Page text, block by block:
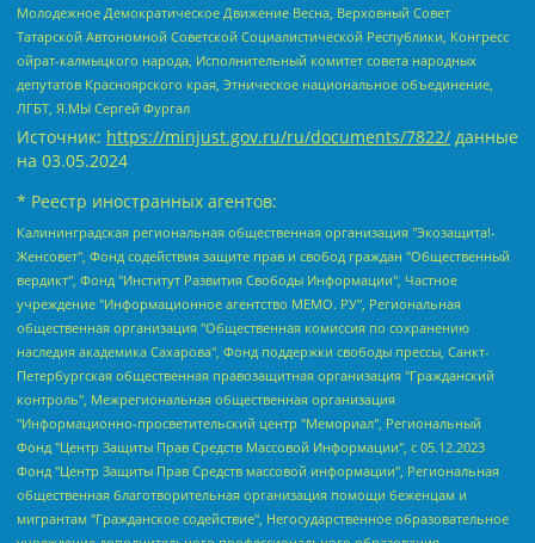
Молодежное Демократическое Движение Весна, Верховный Совет
Татарской Автономной Советской Социалистической Республики, Конгресс
ойрат-калмыцкого народа, Исполнительный комитет совета народных
депутатов Красноярского края, Этническое национальное объединение,
ЛГБТ, Я.МЫ Сергей Фургал
Источник: https://minjust.gov.ru/ru/documents/7822/ данные
на 03.05.2024
* Реестр иностранных агентов:
Калининградская региональная общественная организация "Экозащита!-Женсовет", Фонд содействия защите прав и свобод граждан "Общественный вердикт", Фонд "Институт Развития Свободы Информации", Частное учреждение "Информационное агентство МЕМО. РУ", Региональная общественная организация "Общественная комиссия по сохранению наследия академика Сахарова", Фонд поддержки свободы прессы, Санкт-Петербургская общественная правозащитная организация "Гражданский контроль", Межрегиональная общественная организация "Информационно-просветительский центр "Мемориал", Региональный Фонд "Центр Защиты Прав Средств Массовой Информации", с 05.12.2023 Фонд "Центр Защиты Прав Средств массовой информации", Региональная общественная благотворительная организация помощи беженцам и мигрантам "Гражданское содействие", Негосударственное образовательное учреждение дополнительного профессионального образования (повышение квалификации) специалистов "АКАДЕМИЯ ПО ПРАВАМ ЧЕЛОВЕКА", Свердловская региональная общественная организация "Сутяжник", Автономная некоммерческая организация "Центр независимых социологических исследований", Союз общественных объединений "Российский исследовательский центр по правам человека", Региональное общественное учреждение научно-информационный центр "МЕМОРИАЛ", Некоммерческая организация "Фонд защиты гласности", Автономная некоммерческая организация "Институт прав человека", Городская общественная организация "Екатеринбургское общество "МЕМОРИАЛ", Городская общественная организация "Рязанское историко-просветительское и правозащитное общество "Мемориал" (Рязанский Мемориал), Челябинский региональный орган общественной самодеятельности – женское общественное объединение "Женщины Евразии", Челябинский региональный орган общественной самодеятельности "Уральская правозащитная группа", Фонд содействия защите здоровья и социальной справедливости имени Андрея Рылькова, Автономная Некоммерческая Организация "Аналитический Центр Юрия Левады", Автономная некоммерческая организация социальной поддержки населения "Проект Апрель", Региональная общественная организация помощи женщинам и детям, находящимся в кризисной ситуации "Информационно-методический центр "Анна", Фонд содействия развитию массовых коммуникаций и правовому просвещению "Так-так-Так", Фонд содействия устойчивому развитию "Серебряная тайга", Свердловский региональный общественный фонд социальных проектов "Новое время", "Idel.Реалии", Кавказ.Реалии, Крым.Реалии, Телеканал Настоящее Время, Татаро-башкирская служба Радио Свобода (Azatliq Radiosi), Радио Свободная Европа/Радио Свобода (PCE/PC), "Сибирь.Реалии", "Фактограф", Благотворительный фонд помощи осужденным и их семьям, Автономная некоммерческая организация "Институт глобализации и социальных движений", Фонд "В защиту прав заключенных", Частное учреждение "Центр поддержки и содействия развитию средств массовой информации", Пензенский региональный общественный благотворительный фонд "Гражданский союз", "Север.Реалии", Некоммерческая организация Фонд "Правовая инициатива", Общество с ограниченной ответственностью "Радио Свободная Европа/Радио Свобода", Чешское информационное агентство "MEDIUM-ORIENT", Красноярская региональная общественная организация "Мы против СПИДа", Камалягин Денис Николаевич, Маркелов Сергей Евгеньевич, Пономарев Лев Александрович, Савицкая Людмила Алексеевна, Автономная некоммерческая организация "Центр по работе с проблемой насилия "НАСИЛИЮ.НЕТ", Межрегиональный профессиональный союз работников здравоохранения "Альянс врачей", Юридическое лицо, зарегистрированное в Латвийской Республике, SIA "Medusa Project" (регистрационный номер 40103797863, дата регистрации 10.06.2014), Некоммерческая организация "Фонд по борьбе с коррупцией", Автономная некоммерческая организация "Институт права и публичной политики", Баданин Роман Сергеевич, Гликин Максим Александрович, Железнова Мария Михайловна, Лукьянова Юлия Сергеевна, Маетная Елизавета Витальевна, Маняхин Петр Борисович, Чуракова Ольга Владимировна, Ярош Юлия Петровна, Юридическое лицо "The Insider SIA", зарегистрированное в Риге, Латвийская Республика (дата регистрации 26.06.2015), являющееся администратором доменного имени интернет-издания "The Insider SIA", https://theins.ru, Постернак Алексей Евгеньевич, Рубин Михаил Аркадьевич, Анин Роман Александрович, Юридическое лицо Istories fonds, зарегистрированное в Латвийской Республике (регистрационный номер 50008295751, дата регистрации 24.02.2020), Великовский Дмитрий Александрович, Долинина Ирина Николаевна, Мароховская Алеся Алексеевна, Шлейнов Роман Юрьевич, Шмагун Олеся Валентиновна, Общество с ограниченной ответственностью "Альтаир 2021", Общество с ограниченной ответственностью "Вега 2021", Общество с ограниченной ответственностью "Главный редактор 2021", Общество с ограниченной ответственностью "Ромашки монолит", Важенков Артем Валерьевич, Ивановская областная общественная организация "Центр гендерных исследований", Гурман Юрий Альбертович, Медиапроект "ОВД-Инфо", Егоров Владимир Владимирович, Жилинский Владимир Александрович, Общество с ограниченной ответственностью "ЗП", Иванова София Юрьевна, Карезина Инна Павловна, Кильтау Екатерина Викторовна, Петров Алексей Викторович, Пискунов Сергей Евгеньевич, Смирнов Сергей Сергеевич, Тихонов Михаил Сергеевич, Общество с ограниченной ответственностью "ЖУРНАЛИСТ-ИНОСТРАННЫЙ АГЕНТ", Арапова Галина Юрьевна, Вольтская Татьяна Анатольевна, Американская компания "Mason G.E.S. Anonymous Foundation" (США), являющаяся владельцем интернет-издания https://mnews.world/, Компания "Stichting Bellingcat", зарегистрированная в Нидерландах (дата регистрации 11.07.2018), Захаров Андрей Вячеславович, Клепиковская Екатерина Дмитриевна, Общество с ограниченной ответственностью "МЕМО", Перл Роман Александрович, Симонов Евгений Алексеевич, Соловьева Елена Анатольевна, Сотников Даниил Владимирович, Сурначева Елизавета Дмитриевна, Автономная некоммерческая организация по защите прав человека и информированию населения "Якутия – Наше Мнение", Общество с ограниченной ответственностью "Москоу диджитал медиа", с 26.01.2023 Общество с ограниченной ответственностью "Чайка Белые сады", Ветошкина Валерия Валерьевна, Заговора Максим Александрович, Межрегиональное общественное движение "Российская ЛГБТ - сеть", Оленичев Максим Владимирович, Павлов Иван Юрьевич, Скворцова Елена Сергеевна, Общество с ограниченной ответственностью "Как бы инагент", Кочетков Игорь Викторович, Общество с ограниченной ответственностью "Честные выборы", Еланчик Олег Александрович, Общество с ограниченной ответственностью "Нобелевский призыв", Гималова Регина Эмилевна, Григорьев Андрей Валерьевич, Григорьева Алина Александровна, Ассоциация по содействию защите прав призывников, альтернативнослужащих и военнослужащих "Правозащитная группа "Гражданин.Армия.Право", Хисамова Регина Фаритовна, Автономная некоммерческая организация по реализации социально-правовых программ "Лилит", Дальневосточное общественное движение "Маяк", Санкт-Петербургская ЛГБТ-инициативная группа "Выход", Инициативная группа ЛГБТ+ "Реверс", Алексеев Андрей Викторович, Бекбулатова Таисия Львовна, Беляев Иван Михайлович, Владыкина Елена Сергеевна, Гельман Марат Александрович, Никульшина Вероника Юрьевна, Толоконникова Надежда Андреевна, Шендерович Виктор Анатольевич, Общество с ограниченной ответственностью "Данное сообщение", Общество с ограниченной ответственностью Издательский дом "Новая глава", Айнбиндер Александра Александровна, Московский комьюнити-центр для ЛГБТ+инициатив, Благотворительный фонд развития филантропии, Deutsche Welle (Германия, Kurt-Schumacher-Strasse 3, 53113 Bonn), Борзунова Мария Михайловна, Воробьев Виктор Викторович, Голубева Анна Львовна, Константинова Алла Михайловна, Малкова Ирина Владимировна, Мурадов Мурад Абдулгалимович, Осетинская Елизавета Николаевна, Понасенков Евгений Николаевич, Ганапольский Матвей Юрьевич, Киселев Евгений Алексеевич, Борухович Ирина Григорьевна, Дремин Иван Тимофеевич, Дубровский Дмитрий Викторович, Красноярская региональная общественная организация поддержки и развития альтернативных образовательных технологий и межкультурных коммуникаций "ИНТЕРРА", Маяковская Екатерина Алексеевна, Фейгин Марк Захарович, Филимонов Андрей Викторович, Дзугкоева Регина Николаевна, Доброхотов Роман Александрович, Дудь Юрий Александрович, Елкин Сергей Владимирович, Кругликов Кирилл Игоревич, Сабунаева Мария Леонидовна, Семенов Алексей Владимирович, Шаинян Карен Багратович, Шульман Екатерина Михайловна, Асафьев Артур Валерьевич, Вахштайн Виктор Семенович, Венедиктов Алексей Алексеевич, Лушникова Екатерина Евгеньевна, Волков Леонид Михайлович, Невзоров Александр Глебович, Пархоменко Сергей Борисович, Сироткин Ярослав Николаевич, Кара-Мурза Владимир Владимирович, Баранова Наталья Владимировна, Гозман Леонид Яковлевич, Кагарлицкий Борис Юльевич, Климарев Михаил Валерьевич, Милов Владимир Станиславович, Автономная некоммерческая организация Краснодарский центр современного искусства "Типография", Моргенштерн Алишер Тагирович, Соболь Любовь Эдуардовна, Общество с ограниченной ответственностью "ЛИЗА НОРМ", Каспаров Гарри Кимович, Ходорковский Михаил Борисович, Общество с ограниченной ответственностью "Апрельские тезисы", Данилович Ирина Брониславовна, Кашин Олег Владимирович, Петров Николай Владимирович, Пивоваров Алексей Владимирович, Соколов Михаил Владимирович, Цветкова Юлия Владимировна, Чичваркин Евгений Александрович, Комитет против пыток/Команда против пыток, Общество с ограниченной ответственностью "Первый научный", Общество с ограниченной ответственностью "Вертолет и ко", Белоцерковская Вероника Борисовна, Кац Максим Евгеньевич, Лазарева Татьяна Юрьевна, Шаведдинов Руслан Табризович, Яшин Илья Валерьевич, Общество с ограниченной ответственностью "Иноагент ААВ", Алешковский Дмитрий Петрович, Альбац Евгения Марковна, Быков Дмитрий Львович, Галямина Юлия Евгеньевна, Лойко Сергей Леонидович, Мартынов Кирилл Константинович, Медведев Сергей Александрович, Крашенинников Федор Геннадиевич, Гордеева Катерина Вл